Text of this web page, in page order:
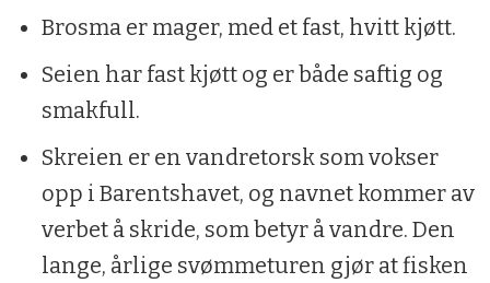
Brosma er mager, med et fast, hvitt kjøtt.
Seien har fast kjøtt og er både saftig og
smakfull.
Skreien er en vandretorsk som vokser
opp i Barentshavet, og navnet kommer av
verbet å skride, som betyr å vandre. Den
lange, årlige svømmeturen gjør at fisken